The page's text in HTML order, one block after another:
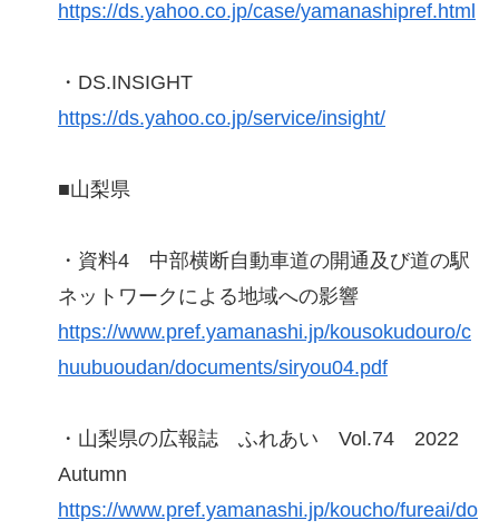
https://ds.yahoo.co.jp/case/yamanashipref.html
・DS.INSIGHT
https://ds.yahoo.co.jp/service/insight/
■山梨県
・資料4 中部横断自動車道の開通及び道の駅
ネットワークによる地域への影響
https://www.pref.yamanashi.jp/kousokudouro/c
huubuoudan/documents/siryou04.pdf
・山梨県の広報誌 ふれあい Vol.74 2022
Autumn
https://www.pref.yamanashi.jp/koucho/fureai/do